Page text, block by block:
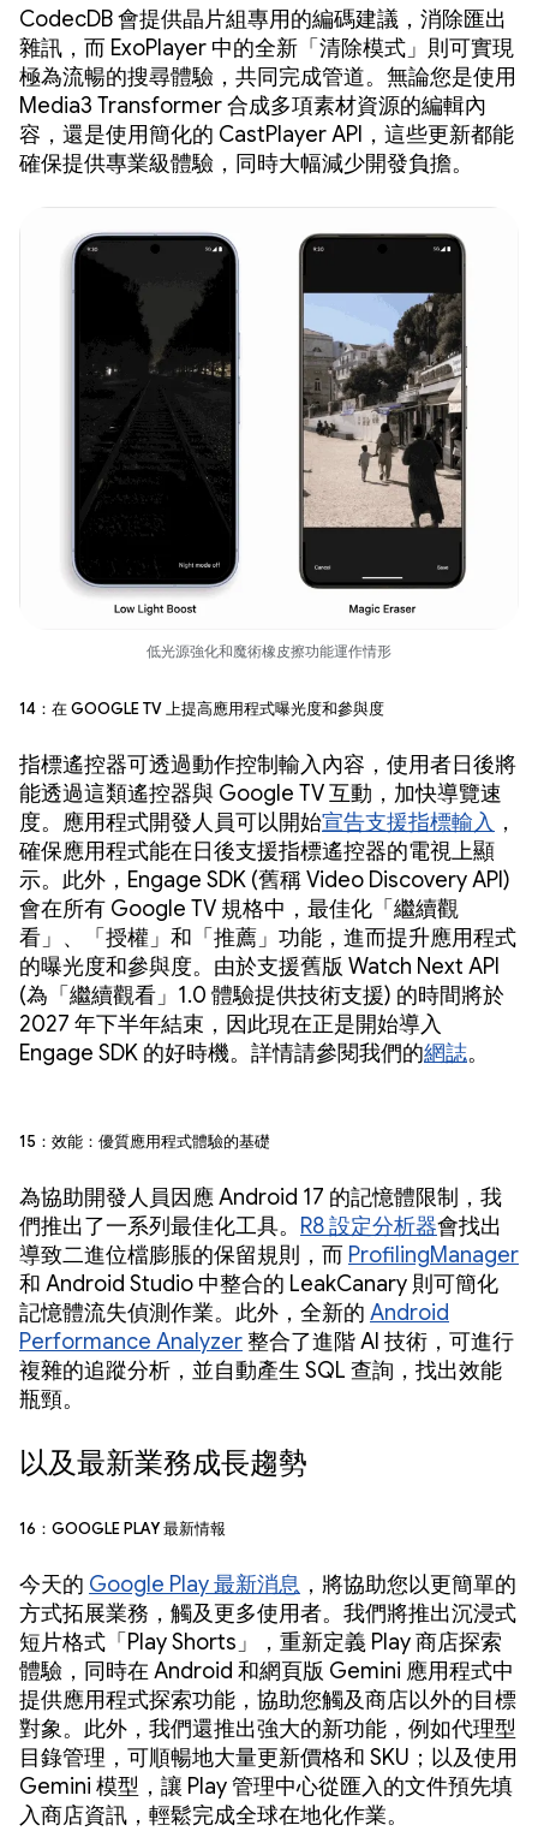
CodecDB 會提供晶片組專用的編碼建議，消除匯出
雜訊，而 ExoPlayer 中的全新「清除模式」則可實現
極為流暢的搜尋體驗，共同完成管道。無論您是使用
Media3 Transformer 合成多項素材資源的編輯內
容，還是使用簡化的 CastPlayer API，這些更新都能
確保提供專業級體驗，同時大幅減少開發負擔。
低光源強化和魔術橡皮擦功能運作情形
14：在 Google TV 上提高應用程式曝光度和參與度
指標遙控器可透過動作控制輸入內容，使用者日後將
能透過這類遙控器與 Google TV 互動，加快導覽速
度。應用程式開發人員可以開始宣告支援指標輸入 ，
確保應用程式能在日後支援指標遙控器的電視上顯
示。此外，Engage SDK (舊稱 Video Discovery API)
會在所有 Google TV 規格中，最佳化「繼續觀
看」、「授權」和「推薦」功能，進而提升應用程式
的曝光度和參與度。由於支援舊版 Watch Next API
(為「繼續觀看」1.0 體驗提供技術支援) 的時間將於
2027 年下半年結束，因此現在正是開始導入
Engage SDK 的好時機。詳情請參閱我們的網誌。
15：效能：優質應用程式體驗的基礎
為協助開發人員因應 Android 17 的記憶體限制，我
們推出了一系列最佳化工具。 R8 設定分析器會找出
導致二進位檔膨脹的保留規則，而 ProfilingManager
和 Android Studio 中整合的 LeakCanary 則可簡化
記憶體流失偵測作業。此外，全新的 Android
Performance Analyzer整合了進階 AI 技術，可進行
複雜的追蹤分析，並自動產生 SQL 查詢，找出效能
瓶頸。
以及最新業務成長趨勢
16：Google Play 最新情報
今天的 Google Play 最新消息 ，將協助您以更簡單的
方式拓展業務，觸及更多使用者。我們將推出沉浸式
短片格式「Play Shorts」，重新定義 Play 商店探索
體驗，同時在 Android 和網頁版 Gemini 應用程式中
提供應用程式探索功能，協助您觸及商店以外的目標
對象。此外，我們還推出強大的新功能，例如代理型
目錄管理，可順暢地大量更新價格和 SKU；以及使用
Gemini 模型，讓 Play 管理中心從匯入的文件預先填
入商店資訊，輕鬆完成全球在地化作業。